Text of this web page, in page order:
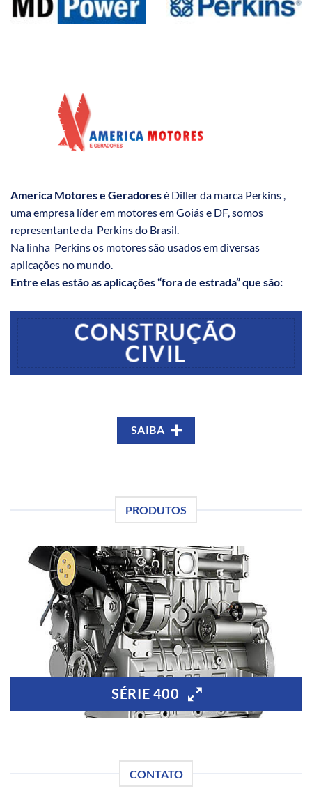
America Motores e Geradoresé Diller da marca Perkins ,
uma empresa líder em motores em Goiás e DF, somos
representante da Perkins do Brasil.
Na linha Perkins os motores são usados em diversas
aplicações no mundo.
Entre elas estão as aplicações “fora de estrada” que são:
CONSTRUÇÃO
CIVIL
SAIBA
PRODUTOS
SÉRIE 400
CONTATO